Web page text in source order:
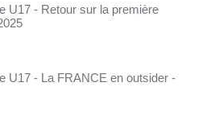
U17 - Retour sur la première
U17 - La FRANCE en outsider -